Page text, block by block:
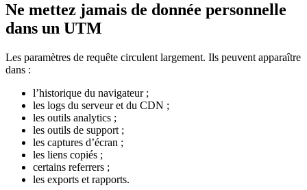
Ne mettez jamais de donnée personnelle
dans un UTM
Les paramètres de requête circulent largement. Ils peuvent apparaître
dans :
l’historique du navigateur ;
les logs du serveur et du CDN ;
les outils analytics ;
les outils de support ;
les captures d’écran ;
les liens copiés ;
certains referrers ;
les exports et rapports.